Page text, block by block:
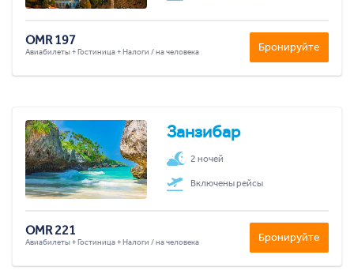
OMR 197
Авиабилеты + Гостиница + Налоги / на человека Бронируйте
Занзибар
2 ночей
Включены рейсы
OMR 221
Авиабилеты + Гостиница + Налоги / на человека Бронируйте